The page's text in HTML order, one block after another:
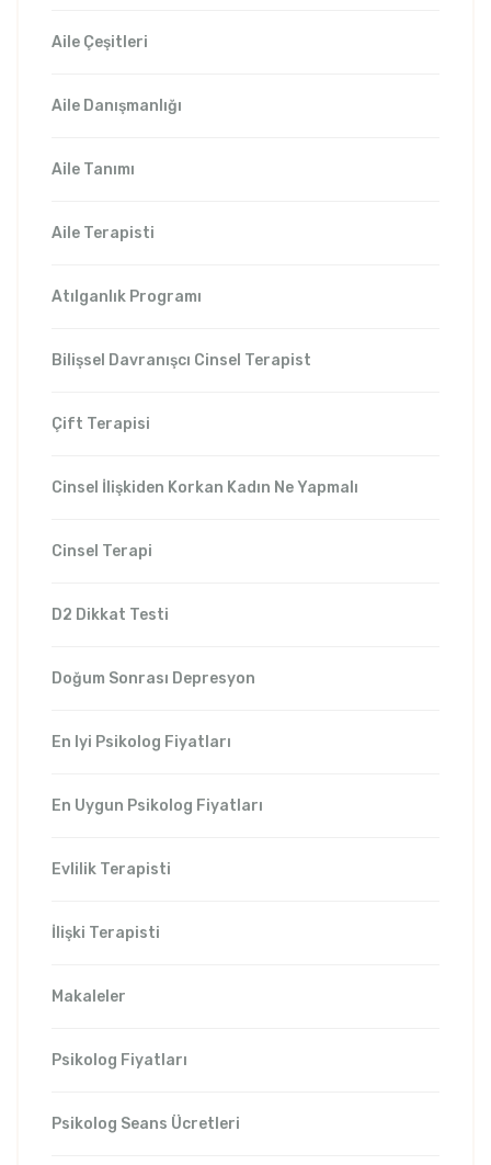
Aile Çeşitleri
Aile Danışmanlığı
Aile Tanımı
Aile Terapisti
Atılganlık Programı
Bilişsel Davranışcı Cinsel Terapist
Çift Terapisi
Cinsel İlişkiden Korkan Kadın Ne Yapmalı
Cinsel Terapi
D2 Dikkat Testi
Doğum Sonrası Depresyon
En Iyi Psikolog Fiyatları
En Uygun Psikolog Fiyatları
Evlilik Terapisti
İlişki Terapisti
Makaleler
Psikolog Fiyatları
Psikolog Seans Ücretleri